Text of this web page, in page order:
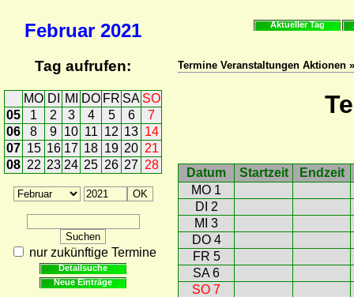
Februar 2021
Tag aufrufen:
MO DI MI DO FR SA SO
05
1 2 3 4 5 6
7
06
8 9 10 11 12 13 14
07 15 16 17 18 19 20 21
08 22 23 24 25 26 27 28
nur zukünftige Termine
Detailsuche
Neue Einträge
Aktueller Tag
Termine Veranstaltungen Aktionen
Datum Startzeit
Endzeit
MO 1
DI 2
MI 3
DO 4
FR 5
SA 6
SO 7